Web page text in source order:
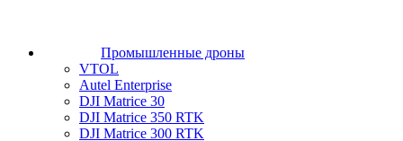
Промышленные дроны
VTOL
Autel Enterprise
DJI Matrice 30
DJI Matrice 350 RTK
DJI Matrice 300 RTK